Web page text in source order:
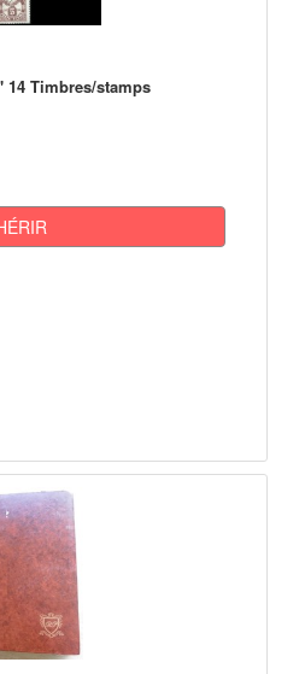
14 Timbres/stamps